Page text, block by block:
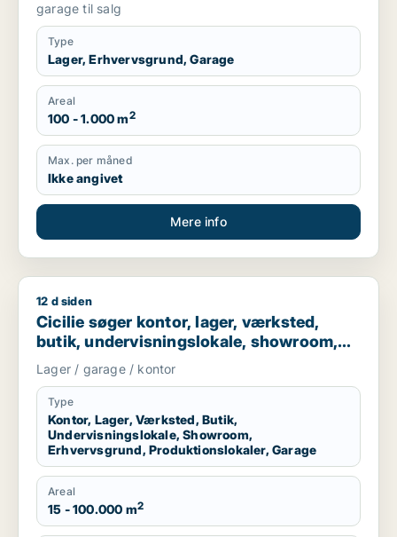
garage til salg
Type
Lager, Erhvervsgrund, Garage
Areal
100 - 1.000 m2
Max. per måned
Ikke angivet
Mere info
Cicilie søger kontor, lager, værksted, butik,
12 d siden
Cicilie søger kontor, lager, værksted,
butik, undervisningslokale, showroom,
erhvervsgrund, produktionslokaler eller
garage til leje i Region Sjælland eller
Nordsjælland
Lager / garage / kontor
Type
Kontor, Lager, Værksted, Butik,
Undervisningslokale, Showroom,
Erhvervsgrund, Produktionslokaler, Garage
Areal
15 - 100.000 m2